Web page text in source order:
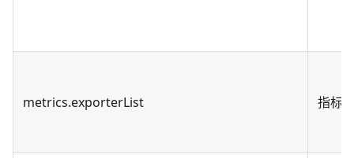
metrics.exporterList 指标